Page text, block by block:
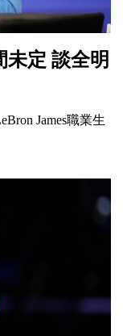
定 談全明
James職業生